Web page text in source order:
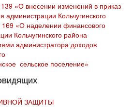
«О внесении изменений в приказ
администрации Кольчугинского
«О наделении финансового
Кольчугинского района
администратора доходов
сельское поселение»
ЗАЩИТЫ